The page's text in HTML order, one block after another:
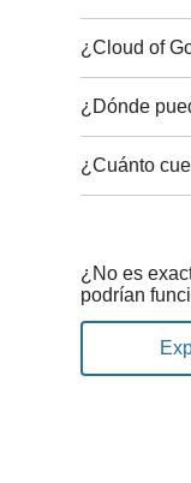
¿Cloud of
¿Dónde
¿Cuánto
¿No es
podrían